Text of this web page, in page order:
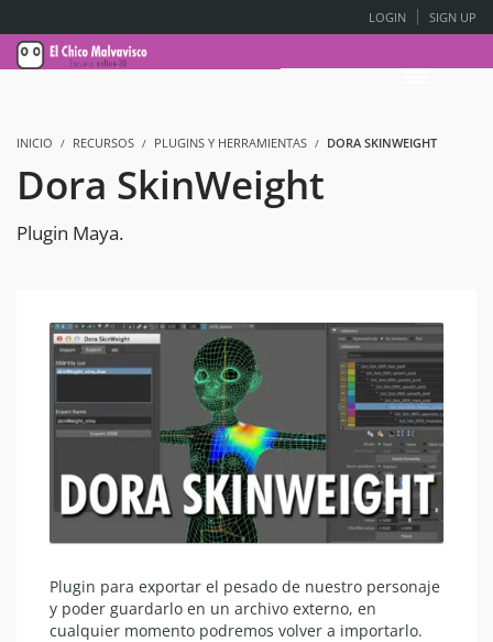
LOGIN SIGN UP
INICIO RECURSOS PLUGINS Y HERRAMIENTAS DORA SKINWEIGHT
Dora SkinWeight
Plugin Maya.
Plugin para exportar el pesado de nuestro personaje
y poder guardarlo en un archivo externo, en
cualquier momento podremos volver a importarlo.